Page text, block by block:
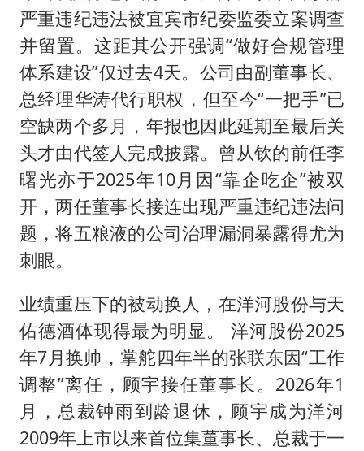
严重违纪违法被宜宾市纪委监委立案调查
并留置。这距其公开强调“做好合规管理
体系建设”仅过去4天。公司由副董事长、
总经理华涛代行职权，但至今“一把手”已
空缺两个多月，年报也因此延期至最后关
头才由代签人完成披露。曾从钦的前任李
曙光亦于2025年10月因“靠企吃企”被双
开，两任董事长接连出现严重违纪违法问
题，将五粮液的公司治理漏洞暴露得尤为
刺眼。
业绩重压下的被动换人，在洋河股份与天
佑德酒体现得最为明显。 洋河股份2025
年7月换帅，掌舵四年半的张联东因“工作
调整”离任，顾宇接任董事长。2026年1
月，总裁钟雨到龄退休，顾宇成为洋河
2009年上市以来首位集董事长、总裁于一